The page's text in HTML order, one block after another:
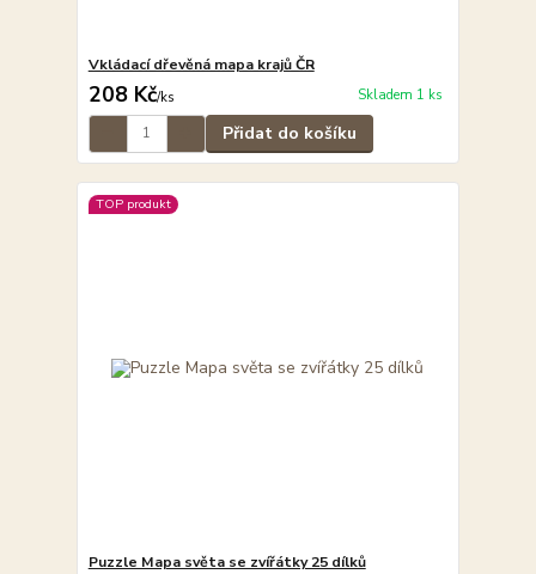
Vkládací dřevěná mapa krajů ČR
208 Kč/ks Skladem 1 ks
Přidat do košíku
TOP produkt
Puzzle Mapa světa se zvířátky 25 dílků